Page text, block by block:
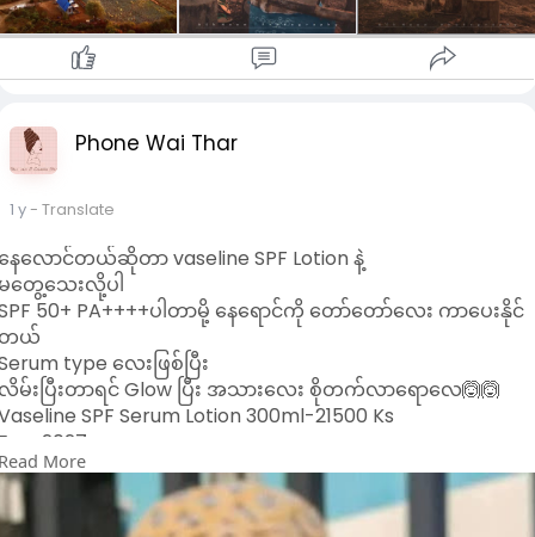
Phone Wai Thar
1 y- Translate
ေလောင်တယ်ဆိုတာ vaseline SPF Lotion နဲ့
တွေ့သေးလို့ပါ
50+ PA++++ပါတာမို့ နေရောင်ကို တော်တော်လေး ကာပေးနိုင်
ယ်
type လေးဖြစ်ပြီး
မ်းပြီးတာရင် Glow ပြီး အသားလေး စိုတက်လာရောလေ🙆🙆
SPF Serum Lotion 300ml-21500 Ks
2027
Authentic
09449002478
ကိုလဲ ဆက်သွယ်မှာယူနိုင်ပါတယ်
More